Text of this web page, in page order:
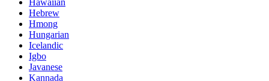
Hebrew
Hmong
Hungarian
Icelandic
Igbo
Javanese
Kannada